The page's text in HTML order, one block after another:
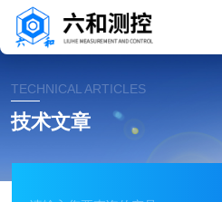
TECHNICAL ARTICLES
技术文章